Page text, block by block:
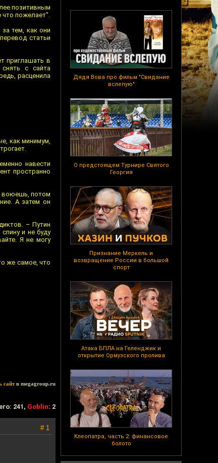
Дядя Вова про фильм "Свидание
вслепую"
О предстоящем Турнире Святого
Георгия
Признание Меркель и
возвращение России в большой
спорт
Атака БПЛА на Геленджик и
открытие Ормузского пролива
Клеопатра, часть 2: финансовое
болото
позитивным
пожелает".
тем, как они
статьи
приглашать в
с сайта
расценила
как минимум,
навести
пространно
воюешь, потом
А затем он
– Путин
и не буду
Я не могу
же самое, что
сайтв megagroup.ru
241, Goblin: 2
# 1